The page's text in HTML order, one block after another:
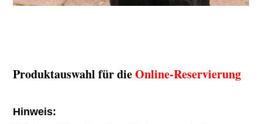
Produktauswahl für dieOnline-Reservierung
Hinweis: